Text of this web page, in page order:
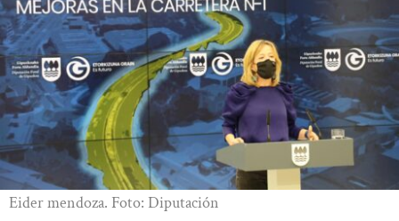
Eider mendoza. Foto: Diputación